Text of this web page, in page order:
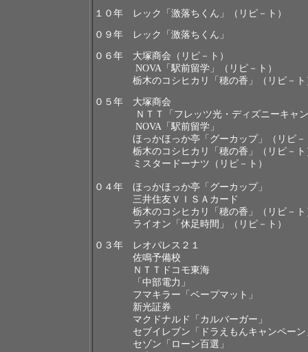
１０年 レック「激落ちくん」（リピ－ト）
０９ 年 レック「激落ちくん」
０６年 大塚商会（リピ－ト）
NOVA 「駅前留学」（リピ－ト）
栃木のコシヒカリ「穂の香」（リピ－ト
０５年 大塚商会
ＮＴＴ「フレッツ光・ディズニーキャン
NOVA 「駅前留学」
ほっかほっか亭「グーカップ」（リピ－
栃木のコシヒカリ「穂の香」（リピ－ト
ミスタードーナツ（リピ－ト）
０４年 ほっかほっか亭「グーカップ」
三井住友ＶＩＳＡカード
栃木のコシヒカリ「穂の香」（リピ－ト
ライオン「休足時間」（リピ－ト）
０３年 レオパレス２１
佐鳴予備校
ＮＴＴドコモ東海
「中部電力」
フマキラー「ベープマット」
新光証券
マクドナルド「カルバーガー」
セブイレブン「ドラえもんキャンペーン
セゾン「ローン百選」